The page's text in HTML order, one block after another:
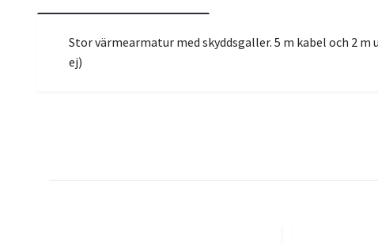
Stor värmearmatur med skyddsgaller. 5 m kabel och 2
ej)